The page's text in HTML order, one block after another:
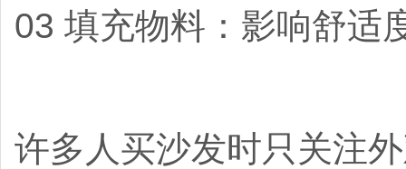
03 填充物料：影响舒适
许多人买沙发时只关注